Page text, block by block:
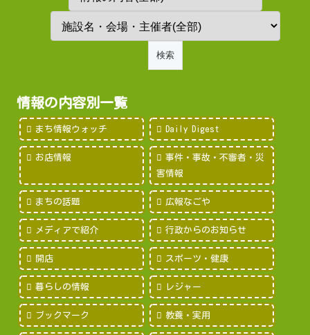
情報の内容別一覧
まち情報ウォッチ Daily Digest
お店情報
事件・事故・不審者・災
害情報
まちの話題 広報なごや
メディアで紹介 行政からのお知らせ
開店 スポーツ・健康
暮らしの情報 レジャー
ブックマーク 教養・実用